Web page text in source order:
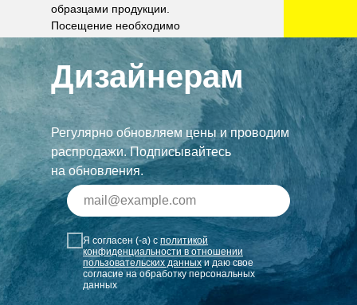
образцами продукции.
Посещение необходимо
согласовать по телефону.
Дизайнерам
Регулярно обновляем цены и проводим
распродажи. Подписывайтесь
на обновления.
Я согласен (-а) с политикой
конфиденциальности в отношении
пользовательских данныхи даю свое
согласие на обработку персональных
данных